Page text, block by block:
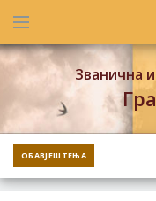
Званична
ОБАВЈЕШТЕЊА